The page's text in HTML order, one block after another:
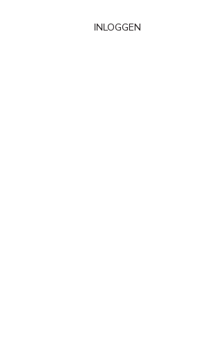
INLOGGEN